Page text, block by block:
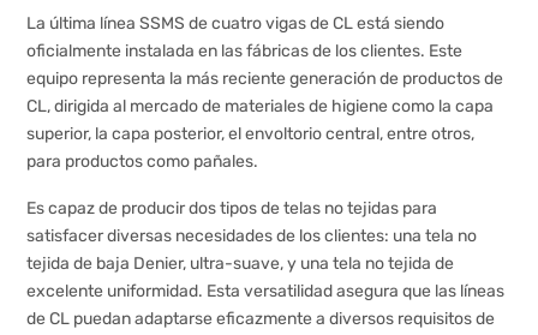
La última línea SSMS de cuatro vigas de CL está siendo
oficialmente instalada en las fábricas de los clientes. Este
equipo representa la más reciente generación de productos de
CL, dirigida al mercado de materiales de higiene como la capa
superior, la capa posterior, el envoltorio central, entre otros,
para productos como pañales.
Es capaz de producir dos tipos de telas no tejidas para
satisfacer diversas necesidades de los clientes: una tela no
tejida de baja Denier, ultra-suave, y una tela no tejida de
excelente uniformidad. Esta versatilidad asegura que las líneas
de CL puedan adaptarse eficazmente a diversos requisitos de